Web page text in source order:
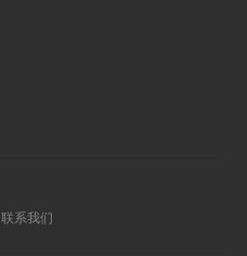
联系我们